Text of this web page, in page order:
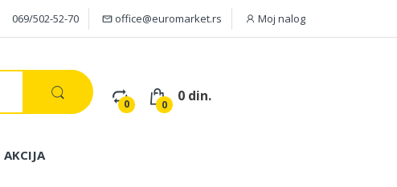
069/502-52-70 office@euromarket.rs Moj nalog
0 0
0 din.
AKCIJA